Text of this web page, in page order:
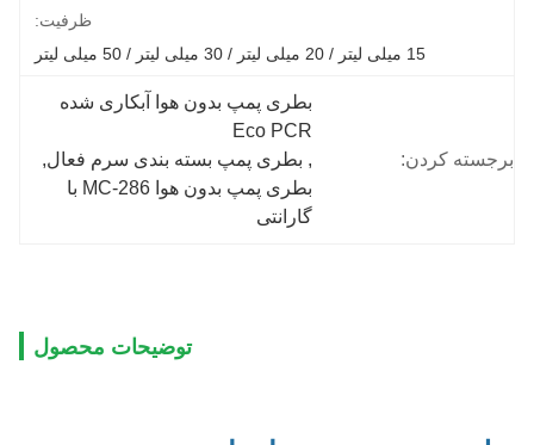
ظرفیت:
15 میلی لیتر / 20 میلی لیتر / 30 میلی لیتر / 50 میلی لیتر
برجسته کردن:
Eco PCR
, بطری پمپ بسته بندی سرم فعال,
گارانتی
توضیحات محصول